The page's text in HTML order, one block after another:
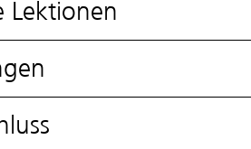
Lektionen